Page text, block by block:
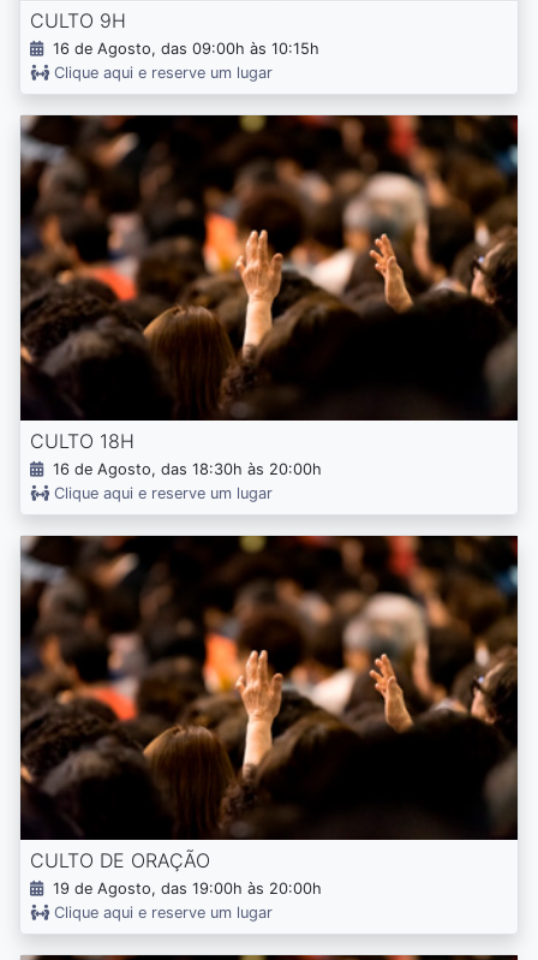
CULTO 9H
16 de Agosto, das 09:00h às 10:15h
Clique aqui e reserve um lugar
CULTO 18H
16 de Agosto, das 18:30h às 20:00h
Clique aqui e reserve um lugar
CULTO DE ORAÇÃO
19 de Agosto, das 19:00h às 20:00h
Clique aqui e reserve um lugar